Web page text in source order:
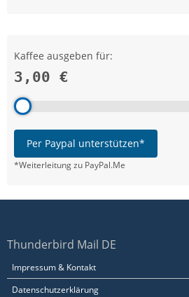
Kaffee ausgeben für:
3,00 €
Per Paypal unterstützen*
*Weiterleitung zu PayPal.Me
Thunderbird Mail DE
Impressum & Kontakt
Datenschutzerklärung